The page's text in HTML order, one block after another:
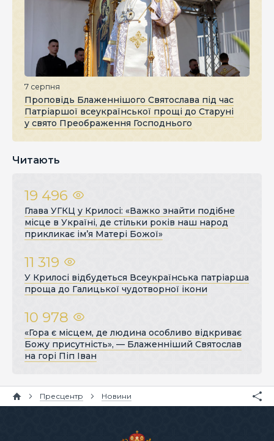
7 серпня
Проповідь Блаженнішого Святослава під час
Патріаршої всеукраїнської прощі до Старуні
у свято Преображення Господнього
Читають
19 496
Глава УГКЦ у Крилосі: «Важко знайти подібне
місце в Україні, де стільки років наш народ
прикликає ім’я Матері Божої»
11 319
У Крилосі відбудеться Всеукраїнська патріарша
проща до Галицької чудотворної ікони
10 978
«Гора є місцем, де людина особливо відкриває
Божу присутність», — Блаженніший Святослав
на горі Піп Іван
Пресцентр Новини